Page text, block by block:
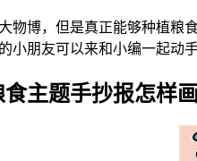
博，但是真正能够种植粮食
小朋友可以来和小编一起动手
题手抄报怎样